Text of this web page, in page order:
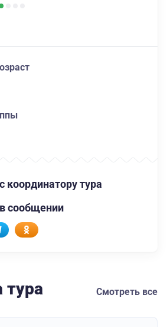
координатору тура
сообщении
тура Смотреть все